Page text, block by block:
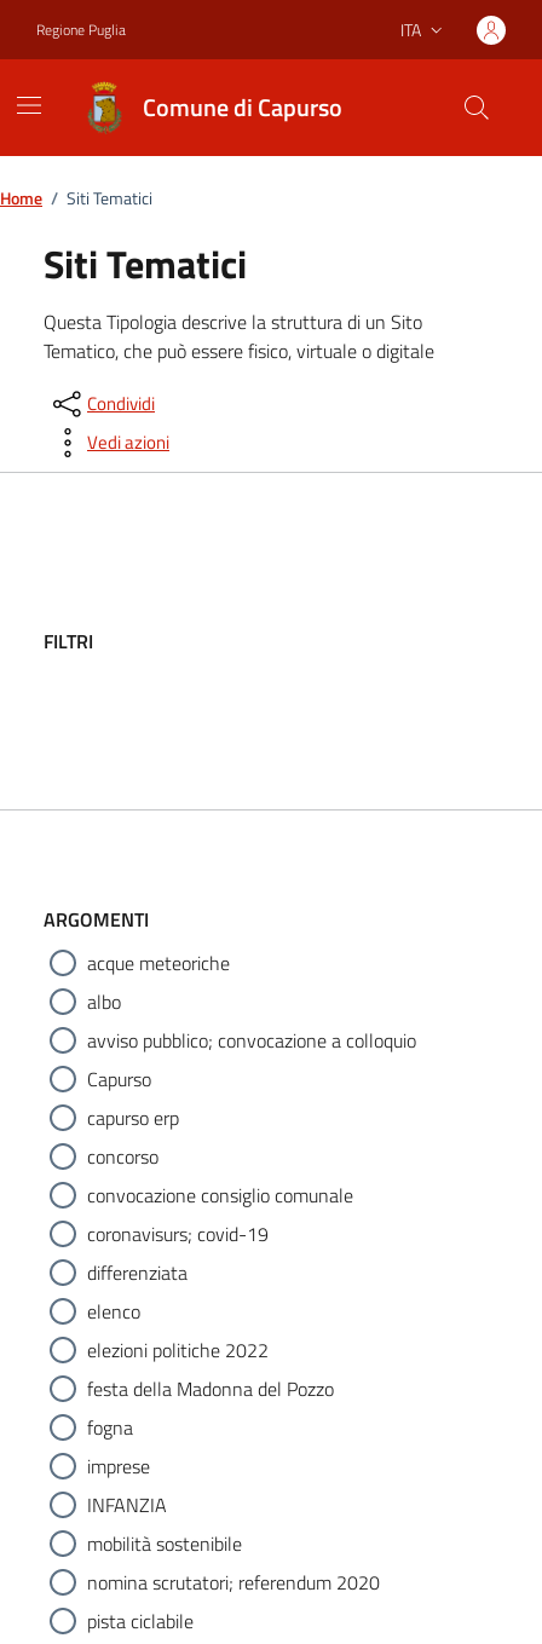
Regione Puglia Lingua attiva:
ITA
Comune di Capurso
Home / Siti Tematici
Siti Tematici
Questa Tipologia descrive la struttura di un Sito
Tematico, che può essere fisico, virtuale o digitale
Condividi
Vedi azioni
FILTRI
ARGOMENTI
acque meteoriche
albo
avviso pubblico; convocazione a colloquio
Capurso
capurso erp
concorso
convocazione consiglio comunale
coronavisurs; covid-19
differenziata
elenco
elezioni politiche 2022
festa della Madonna del Pozzo
fogna
imprese
INFANZIA
mobilità sostenibile
nomina scrutatori; referendum 2020
pista ciclabile